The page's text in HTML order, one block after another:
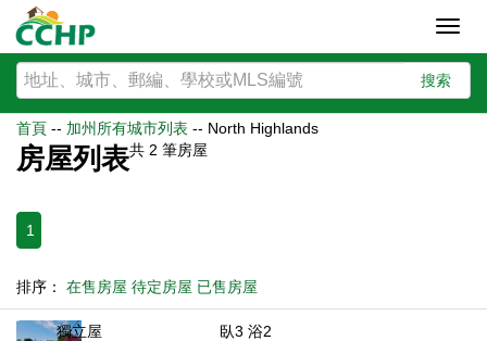
搜索
首頁 -- 加州所有城市列表 -- North Highlands
房屋列表共 2 筆房屋
1
排序： 在售房屋 待定房屋 已售房屋
獨立屋
臥3 浴2